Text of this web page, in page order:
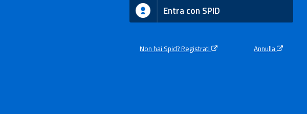
Entra con SPID
Non hai Spid? Registrati Annulla